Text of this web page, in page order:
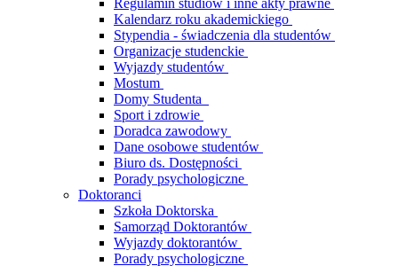
Regulamin studiów i inne akty prawne
Kalendarz roku akademickiego
Stypendia - świadczenia dla studentów
Organizacje studenckie
Wyjazdy studentów
Mostum
Domy Studenta
Sport i zdrowie
Doradca zawodowy
Dane osobowe studentów
Biuro ds. Dostępności
Porady psychologiczne
Doktoranci
Szkoła Doktorska
Samorząd Doktorantów
Wyjazdy doktorantów
Porady psychologiczne